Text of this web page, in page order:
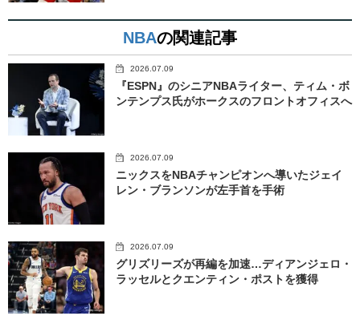
NBAの関連記事
2026.07.09
『ESPN』のシニアNBAライター、ティム・ボ
ンテンプス氏がホークスのフロントオフィスへ
2026.07.09
ニックスをNBAチャンピオンへ導いたジェイ
レン・ブランソンが左手首を手術
2026.07.09
グリズリーズが再編を加速…ディアンジェロ・
ラッセルとクエンティン・ポストを獲得